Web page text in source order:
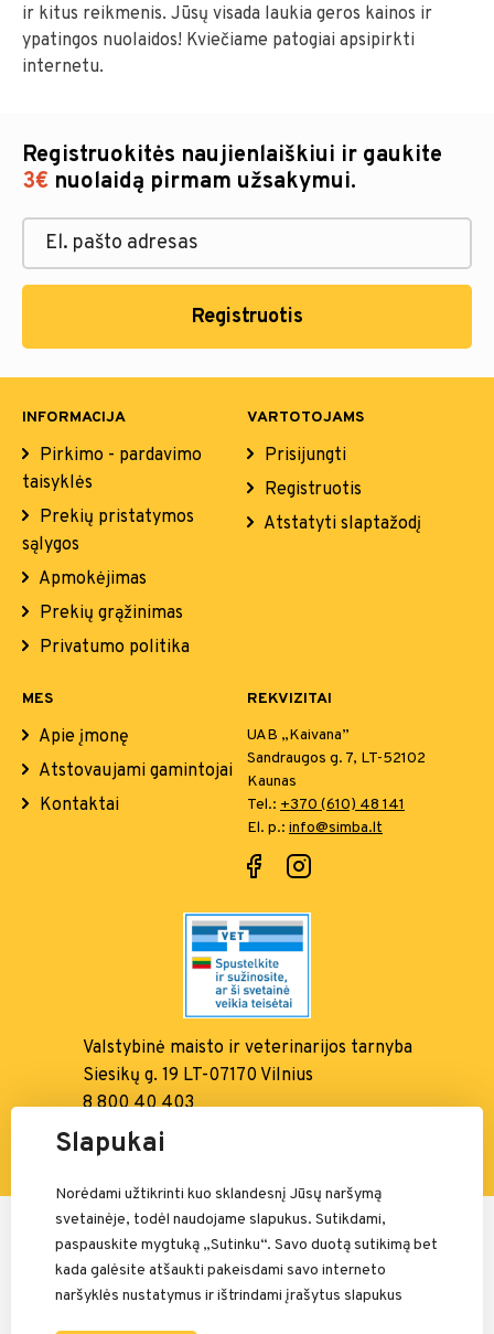
ir kitus reikmenis. Jūsų visada laukia geros kainos ir
ypatingos nuolaidos! Kviečiame patogiai apsipirkti
internetu.
Registruokitės naujienlaiškiui ir gaukite
3€ nuolaidą pirmam užsakymui.
Registruotis
INFORMACIJA
Pirkimo - pardavimo
taisyklės
Prekių pristatymos
sąlygos
Apmokėjimas
Prekių grąžinimas
Privatumo politika
VARTOTOJAMS
Prisijungti
Registruotis
Atstatyti slaptažodį
MES
Apie įmonę
Atstovaujami gamintojai
Kontaktai
REKVIZITAI
UAB „Kaivana”
Sandraugos g. 7, LT-52102
Kaunas
Tel.: +370 (610) 48 141
El. p.: info@simba.lt
Valstybinė maisto ir veterinarijos tarnyba
Siesikų g. 19 LT-07170 Vilnius
8 800 40 403
info@vmvt.lt, www.vmvt.lt
Mokėjimais rūpinasi:
Slapukai
Norėdami užtikrinti kuo sklandesnį Jūsų naršymą
svetainėje, todėl naudojame slapukus. Sutikdami,
paspauskite mygtuką „Sutinku“. Savo duotą sutikimą bet
kada galėsite atšaukti pakeisdami savo interneto
naršyklės nustatymus ir ištrindami įrašytus slapukus